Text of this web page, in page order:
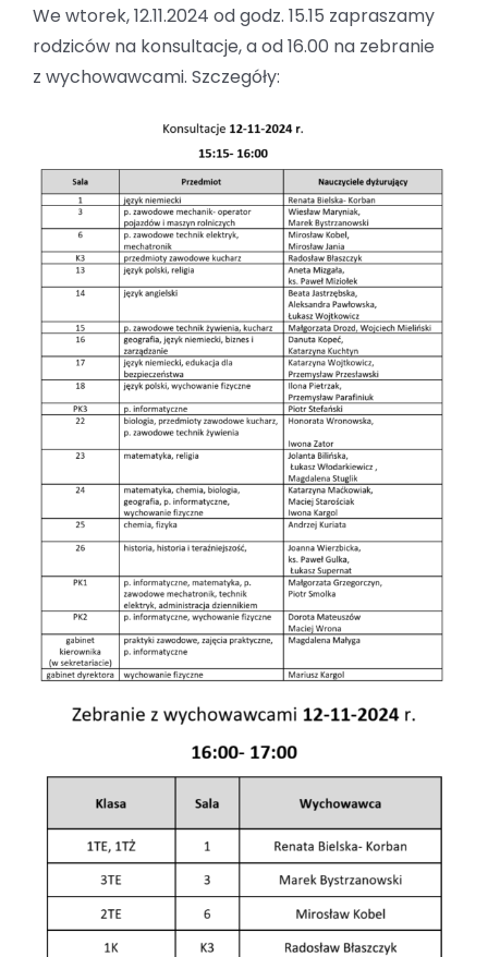
We wtorek, 12.11.2024 od godz. 15.15 zapraszamy
rodziców na konsultacje, a od 16.00 na zebranie
z wychowawcami. Szczegóły: